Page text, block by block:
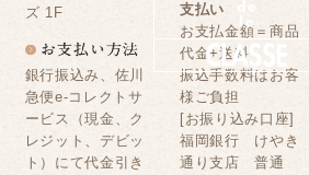
ズ 1F
銀行振込み、佐川
急便e-コレクトサ
ービス（現金、ク
レジット、デビッ
ト）にて代金引き
支払い
お支払金額＝商品
代金+送料
振込手数料はお客
様ご負担
[お振り込み口座]
福岡銀行 けやき
通り支店 普通